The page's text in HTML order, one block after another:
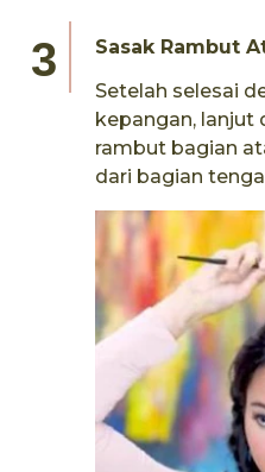
Sasak Rambut
Setelah selesai
kepangan, lanjut
rambut bagian
dari bagian